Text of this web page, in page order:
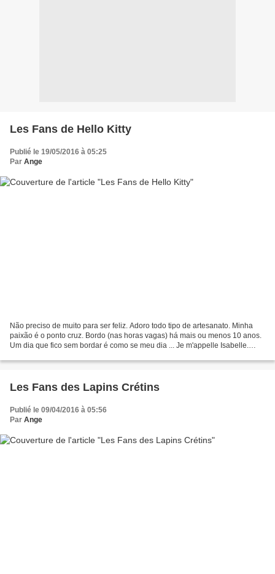
Les Fans de Hello Kitty
Publié le 19/05/2016 à 05:25
Par Ange
Não preciso de muito para ser feliz. Adoro todo tipo de artesanato. Minha
paixão é o ponto cruz. Bordo (nas horas vagas) há mais ou menos 10 anos.
Um dia que fico sem bordar é como se meu dia ... Je m'appelle Isabelle.
Les Fans des Lapins Crétins
Publié le 09/04/2016 à 05:56
Par Ange